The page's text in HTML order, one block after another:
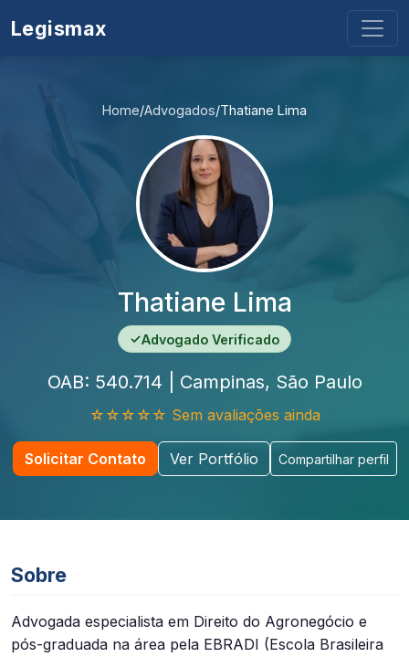
Legismax
Home/Advogados/Thatiane Lima
Thatiane Lima
✓Advogado Verificado
OAB: 540.714 | Campinas, São Paulo
☆☆☆☆☆ Sem avaliações ainda
Solicitar Contato Ver Portfólio Compartilhar perfil
Sobre
Advogada especialista em Direito do Agronegócio e
pós-graduada na área pela EBRADI (Escola Brasileira